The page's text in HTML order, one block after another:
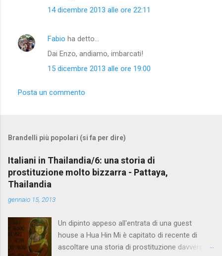
14 dicembre 2013 alle ore 22:11
Fabio ha detto…
Dai Enzo, andiamo, imbarcati!
15 dicembre 2013 alle ore 19:00
Posta un commento
Brandelli più popolari (si fa per dire)
Italiani in Thailandia/6: una storia di
prostituzione molto bizzarra - Pattaya,
Thailandia
gennaio 15, 2013
Un dipinto appeso all'entrata di una guest
house a Hua Hin Mi è capitato di recente di
ascoltare una storia di prostituzione davvero